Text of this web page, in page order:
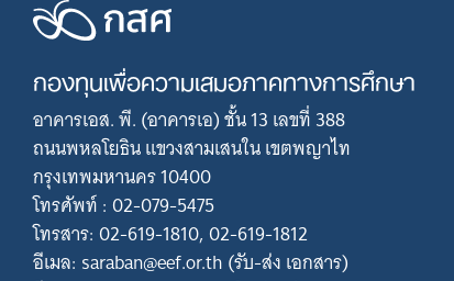
กองทุนเพื่อความเสมอภาคทางการศึกษา
อาคารเอส. พี. (อาคารเอ) ชั้น 13 เลขที่ 388
ถนนพหลโยธิน แขวงสามเสนใน เขตพญาไท
กรุงเทพมหานคร 10400
โทรศัพท์ : 02-079-5475
โทรสาร: 02-619-1810, 02-619-1812
อีเมล: saraban@eef.or.th (รับ-ส่ง เอกสาร)